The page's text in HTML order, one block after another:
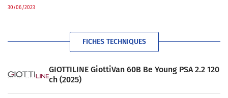
30/06/2023
FICHES TECHNIQUES
GIOTTILINE GiottiVan 60B Be Young PSA 2.2 120
ch (2025)